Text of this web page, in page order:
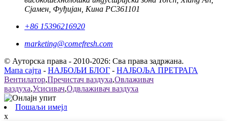
Сјамен, Фуђијан, Кина PC361101
+86 15396216920
marketing@comefresh.com
© Ауторска права - 2010-2026: Сва права задржана.
Мапа сајта - НАЈБОЉИ БЛОГ - НАЈБОЉА ПРЕТРАГА
Вентилатор,Пречистач ваздуха,Овлаживач
ваздуха,Усисивач,Одвлаживач ваздуха
Пошаљи имејл
x